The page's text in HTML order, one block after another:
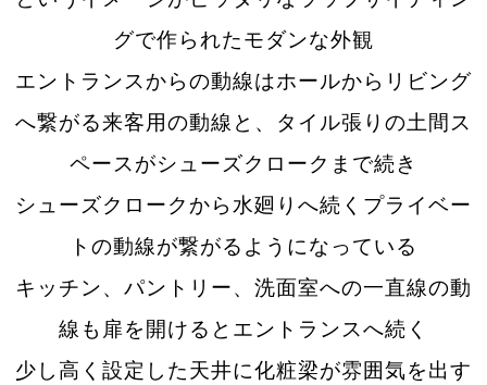
グで作られたモダンな外観
エントランスからの動線はホールからリビング
へ繋がる来客用の動線と、タイル張りの土間ス
ペースがシューズクロークまで続き
シューズクロークから水廻りへ続くプライベー
トの動線が繋がるようになっている
キッチン、パントリー、洗面室への一直線の動
線も扉を開けるとエントランスへ続く
少し高く設定した天井に化粧梁が雰囲気を出す